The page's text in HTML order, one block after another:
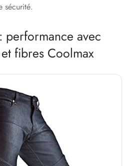
sécurité.
performance avec
fibres Coolmax